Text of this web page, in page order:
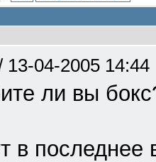
13-04-2005 14:44
ли вы
в последнее